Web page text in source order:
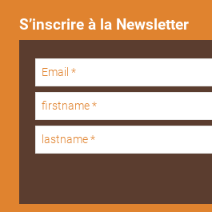
S’inscrire à la Newsletter